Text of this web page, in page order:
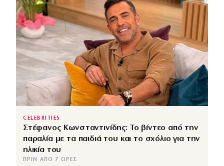
CELEBRITIES
Στέφανος Κωνσταντινίδης: Το βίντεο από την
παραλία με τα παιδιά του και το σχόλιο για την
ηλικία του
ΠΡΙΝ ΑΠΌ 7 ΏΡΕΣ